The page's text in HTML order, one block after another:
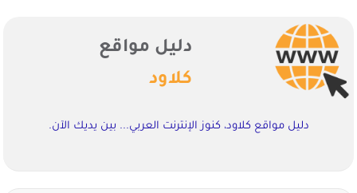
دليل مواقع
كلاود
دليل مواقع كلاود، كنوز الإنترنت العربي... بين يديك الآن.